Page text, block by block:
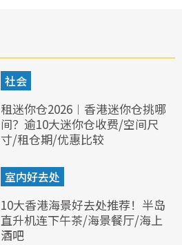
社会
租迷你仓2026︱香港迷你仓挑哪
间？逾10大迷你仓收费/空间尺
寸/租仓期/优惠比较
室内好去处
10大香港海景好去处推荐！半岛
直升机连下午茶/海景餐厅/海上
酒吧